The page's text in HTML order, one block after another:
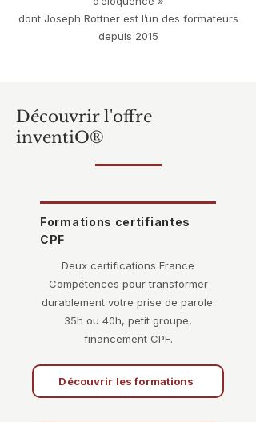
dont Joseph Rottner est l’un des formateurs
depuis 2015
Découvrir l'offre
inventiO®
Formations certifiantes
CPF
Deux certifications France
Compétences pour transformer
durablement votre prise de parole.
35h ou 40h, petit groupe,
financement CPF.
Découvrir les formations